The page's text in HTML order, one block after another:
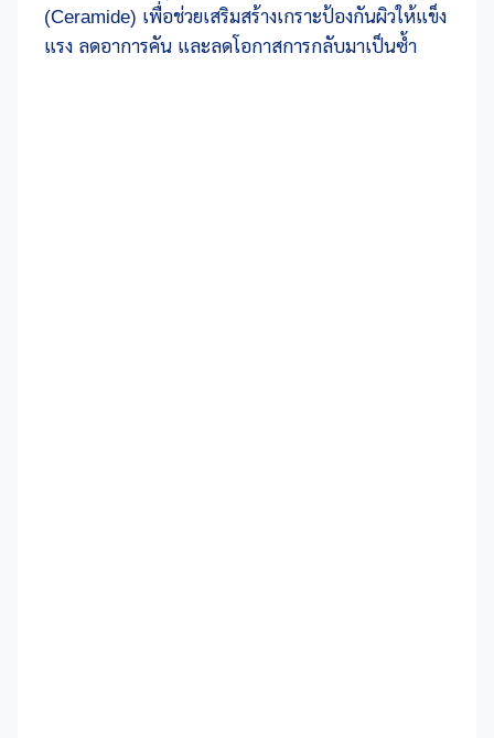
(Ceramide) เพื่อช่วยเสริมสร้างเกราะป้องกันผิวให้แข็ง
แรง ลดอาการคัน และลดโอกาสการกลับมาเป็นซ้ำ